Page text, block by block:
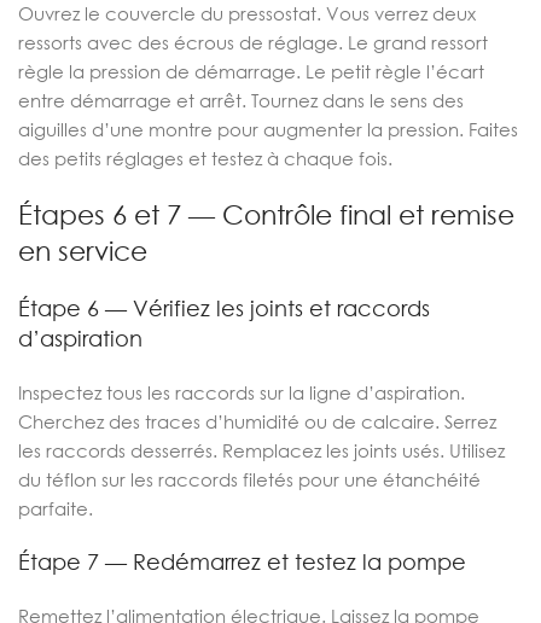
Ouvrez le couvercle du pressostat. Vous verrez deux
ressorts avec des écrous de réglage. Le grand ressort
règle la pression de démarrage. Le petit règle l’écart
entre démarrage et arrêt. Tournez dans le sens des
aiguilles d’une montre pour augmenter la pression. Faites
des petits réglages et testez à chaque fois.
Étapes 6 et 7 — Contrôle final et remise
en service
Étape 6 — Vérifiez les joints et raccords
d’aspiration
Inspectez tous les raccords sur la ligne d’aspiration.
Cherchez des traces d’humidité ou de calcaire. Serrez
les raccords desserrés. Remplacez les joints usés. Utilisez
du téflon sur les raccords filetés pour une étanchéité
parfaite.
Étape 7 — Redémarrez et testez la pompe
Remettez l’alimentation électrique. Laissez la pompe